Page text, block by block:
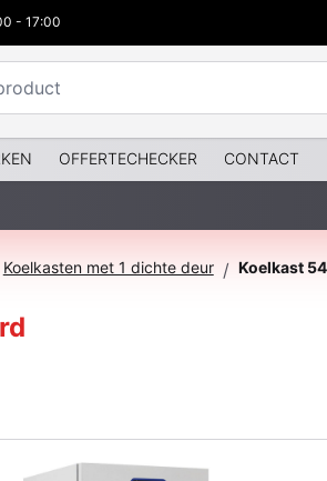
- 17:00
OFFERTECHECKER CONTACT
Koelkasten met 1 dichte deur /